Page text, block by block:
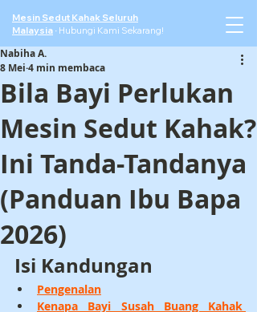
Mesin Sedut Kahak Seluruh
Malaysia · Hubungi Kami Sekarang!
Bila Bayi Perlukan
Mesin Sedut Kahak?
Ini Tanda-Tandanya
(Panduan Ibu Bapa
2026)
Nabiha A.
8 Mei 4 min membaca
Isi Kandungan
Pengenalan
Kenapa Bayi Susah Buang Kahak